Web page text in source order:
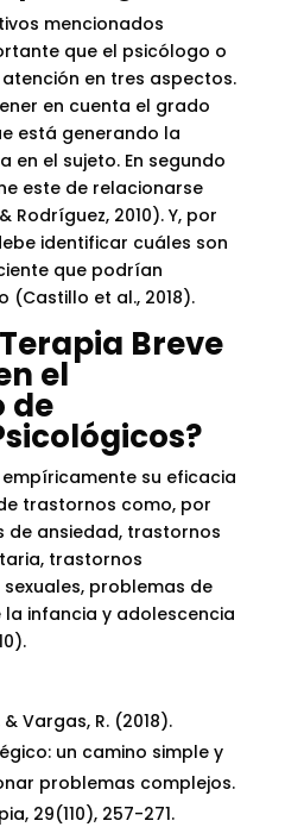
mencionados
que el psicólogo o
en tres aspectos.
en cuenta el grado
está generando la
el sujeto. En segundo
este de relacionarse
Rodríguez, 2010). Y, por
identificar cuáles son
que podrían
(Castillo et al., 2018).
Breve
el
de
empíricamente su eficacia
trastornos como, por
de ansiedad, trastornos
trastornos
problemas de
infancia y adolescencia
& Vargas, R. (2018).
un camino simple y
problemas complejos.
29(110), 257-271.